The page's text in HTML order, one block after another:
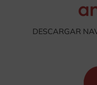
DESCARGAR